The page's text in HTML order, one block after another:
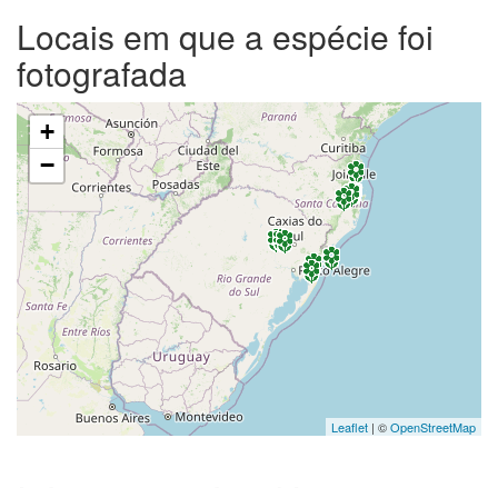
Locais em que a espécie foi
fotografada
+
−
Leaflet | ©OpenStreetMap